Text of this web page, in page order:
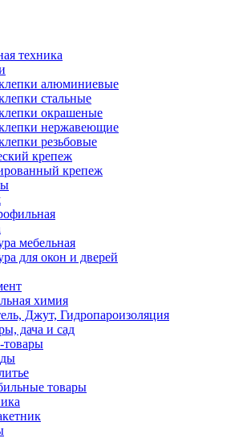
техника
алюминиевые
стальные
окрашеные
нержавеющие
резьбовые
крепеж
крепеж
мебельная
для окон и дверей
химия
Джут, Гидропароизоляция
дача и сад
товары
товары